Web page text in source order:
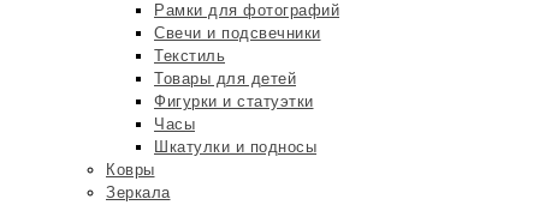
Рамки для фотографий
Свечи и подсвечники
Текстиль
Товары для детей
Фигурки и статуэтки
Часы
Шкатулки и подносы
Ковры
Зеркала